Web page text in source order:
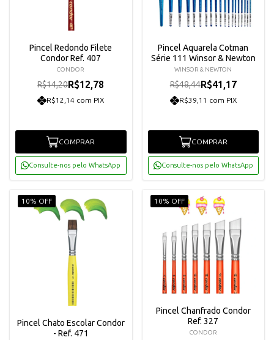
Pincel Redondo Filete
Condor Ref. 407
CONDOR
R$14,20R$12,78
R$12,14 com PIX
COMPRAR
Consulte-nos pelo WhatsApp
Pincel Aquarela Cotman
Série 111 Winsor & Newton
WINSOR & NEWTON
R$48,44R$41,17
R$39,11 com PIX
COMPRAR
Consulte-nos pelo WhatsApp
10% OFF
Pincel Chato Escolar Condor
- Ref. 471
10% OFF
Pincel Chanfrado Condor
Ref. 327
CONDOR